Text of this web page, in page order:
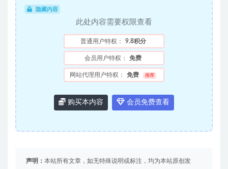
隐藏内容
此处内容需要权限查看
普通用户特权： 9.8积分
会员用户特权： 免费
网站代理用户特权： 免费 推荐
购买本内容 会员免费查看
声明： 本站所有文章，如无特殊说明或标注，均为本站原创发